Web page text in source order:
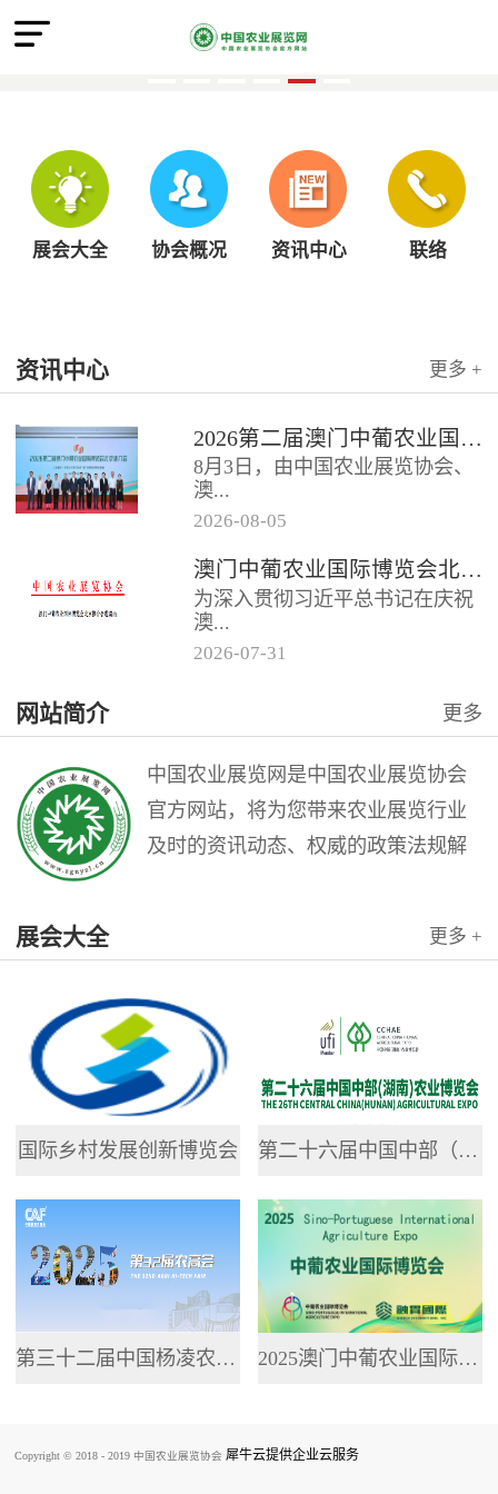
展会大全 协会概况 资讯中心 联络
资讯中心 更多 +
2026第二届澳门中葡农业国际博览会北京推介会圆满召开
8月3日，由中国农业展览协会、
澳...
门中葡商贸促进协会共同主办的
“第二届澳门中葡农业国际博览会
北京推介会”在全国农业展览馆
召...
2026-08-05
澳门中葡农业国际博览会北京推介会邀请函
为深入贯彻习近平总书记在庆祝
澳...
讲话精神，充分发挥澳门作为中
国与葡语国家商贸合作服务平台
的优...
2026-07-31
网站简介 更多
中国农业展览网是中国农业展览协会
官方网站，将为您带来农业展览行业
及时的资讯动态、权威的政策法规解
专业网站，提供了...
展会大全 更多 +
国际乡村发展创新博览会 第二十六届中国中部（湖南）农业博览会
第三十二届中国杨凌农业高新科技成果博览会 2025澳门中葡农业国际博览会
Copyright © 2018 - 2019 中国农业展览协会 犀牛云提供企业云服务